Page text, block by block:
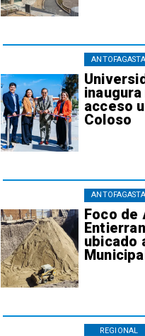
acceso
Coloso
ANTOFAGASTA
Foco de
ubicado
ANTOFAGASTA
REGIONAL